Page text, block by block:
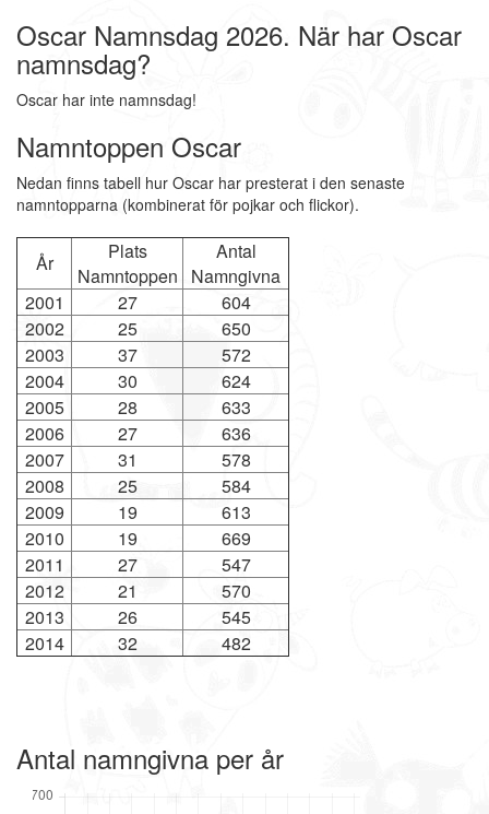
Oscar Namnsdag 2026. När har Oscar
namnsdag?
Oscar har inte namnsdag!
Namntoppen Oscar
Nedan finns tabell hur Oscar har presterat i den senaste
namntopparna (kombinerat för pojkar och flickor).
År
Plats
Namntoppen
Antal
Namngivna
2001
27
604
2002
25
650
2003
37
572
2004
30
624
2005
28
633
2006
27
636
2007
31
578
2008
25
584
2009
19
613
2010
19
669
2011
27
547
2012
21
570
2013
26
545
2014
32 482
Antal namngivna per år